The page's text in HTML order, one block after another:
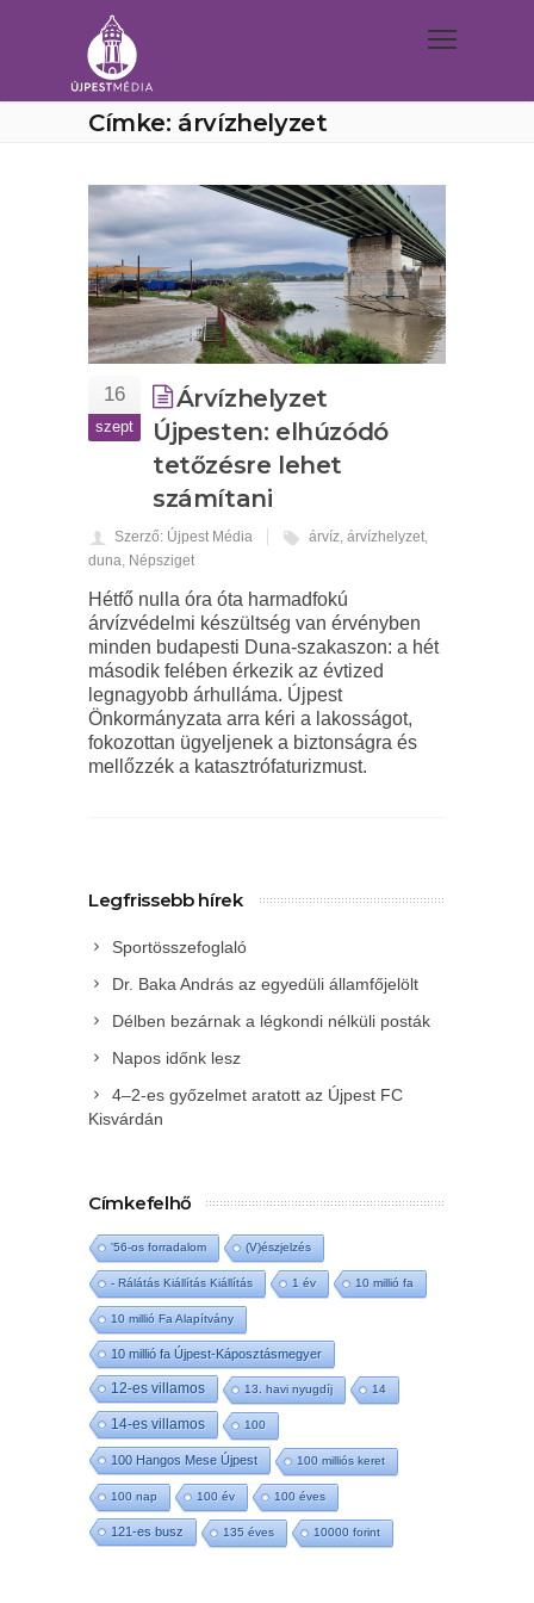
Címke: árvízhelyzet
16
szept
Árvízhelyzet
Újpesten: elhúzódó
tetőzésre lehet
számítani
Szerző: Újpest Média árvíz, árvízhelyzet,
duna, Népsziget
Hétfő nulla óra óta harmadfokú
árvízvédelmi készültség van érvényben
minden budapesti Duna-szakaszon: a hét
második felében érkezik az évtized
legnagyobb árhulláma. Újpest
Önkormányzata arra kéri a lakosságot,
fokozottan ügyeljenek a biztonságra és
mellőzzék a katasztrófaturizmust.
Legfrissebb hírek
Sportösszefoglaló
Dr. Baka András az egyedüli államfőjelölt
Délben bezárnak a légkondi nélküli posták
Napos időnk lesz
4–2-es győzelmet aratott az Újpest FC
Kisvárdán
Címkefelhő
'56-os forradalom (V)észjelzés
- Rálátás Kiállítás Kiállítás 1 év 10 millió fa
10 millió Fa Alapítvány
10 millió fa Újpest-Káposztásmegyer
12-es villamos 13. havi nyugdíj 14
14-es villamos 100
100 Hangos Mese Újpest 100 milliós keret
100 nap 100 év 100 éves
121-es busz 135 éves 10000 forint